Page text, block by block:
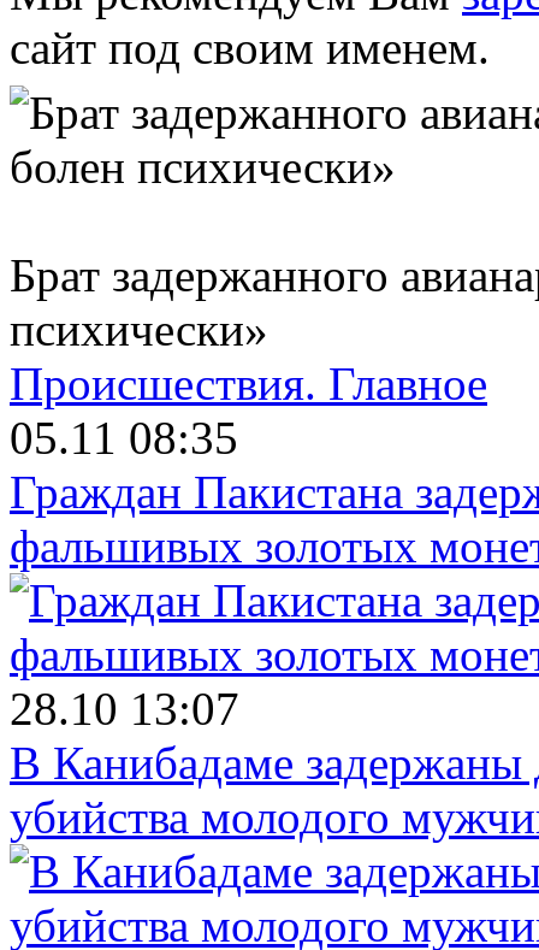
сайт под своим именем.
Брат задержанного
психически»
Происшествия. Главное
05.11 08:35
Граждан Пакистана
фальшивых золотых
28.10 13:07
В Канибадаме задержаны
убийства молодого